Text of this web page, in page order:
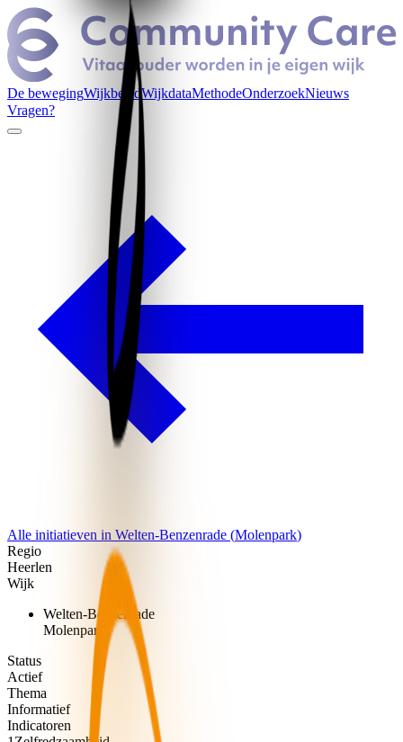
De bewegingWijkbeeldWijkdataMethodeOnderzoekNieuws
Vragen?
Alle initiatieven in Welten-Benzenrade (Molenpark)
Regio
Heerlen
Wijk
Welten-Benzenrade
Molenpark
Status
Actief
Thema
Informatief
Indicatoren